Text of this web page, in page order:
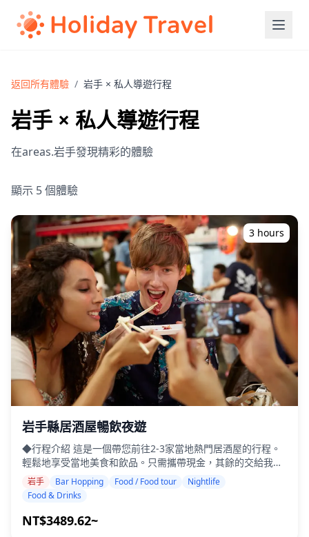
返回所有體驗 / 岩手 × 私人導遊行程
岩手 × 私人導遊行程
在areas.岩手發現精彩的體驗
顯示 5 個體驗
3 hours
岩手縣居酒屋暢飲夜遊
◆行程介紹 這是一個帶您前往2-3家當地熱門居酒屋的行程。
輕鬆地享受當地美食和飲品。只需攜帶現金，其餘的交給我
們。讓我們一起分享難忘的當地體驗！ ・選擇您喜歡的地區：
您希望在岩手縣內的地點（本行程不涵蓋岩手縣內的所有地
・小團體旅遊確保更個人化和真實的體驗 ◆包含項目 ・總共
岩手 Bar Hopping Food / Food tour
Nightlife
Food & Drinks
NT$3489.62~